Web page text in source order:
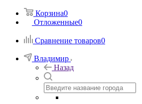
Корзина0
Отложенные0
Сравнение товаров0
Владимир
Назад